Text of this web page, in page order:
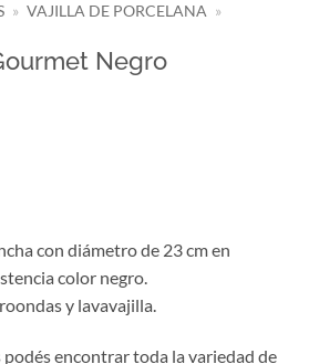
» VAJILLA DE PORCELANA »
Negro
con diámetro de 23 cm en
color negro.
y lavavajilla.
podés encontrar toda la variedad de